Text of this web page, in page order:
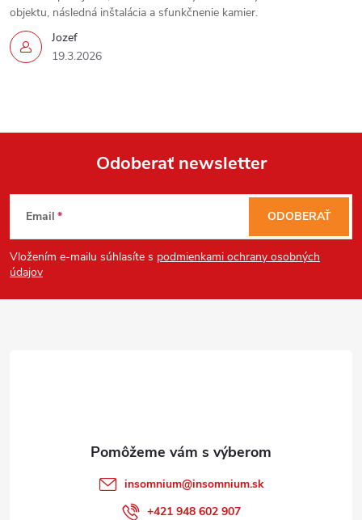
Jozef
19.3.2026
objektu, následná inštalácia a sfunkčnenie kamier.
Z
á
p
Odoberať newsletter
Email
Vložením e-mailu súhlasíte s podmienkami ochrany osobných
údajov
ODOBERAŤ
insomnium@insomnium.sk
+421 948 602 907